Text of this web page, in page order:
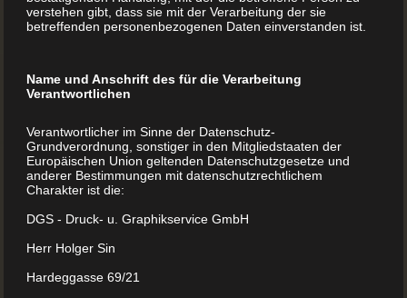
Halten Sie die Erinnerung wach
Plätzchen und Torten für Ihre Nachkommen. In gebundener
immer griffbereit. Als lose Rezeptsammlung würden sie
irgendwann unwiederbringlich in Vergessenheit geraten.
Vom Kochbuch zum Backbuch
eigenes Backbuch oder Kochbuch in den Händen zu
verstehen gibt, dass sie mit der Verarbeitung der sie
betreffenden personenbezogenen Daten einverstanden ist.
Name und Anschrift des für die Verarbeitung
Verantwortlichen
Verantwortlicher im Sinne der Datenschutz-
Grundverordnung, sonstiger in den Mitgliedstaaten der
Europäischen Union geltenden Datenschutzgesetze und
anderer Bestimmungen mit datenschutzrechtlichem
Charakter ist die:
DGS - Druck- u. Graphikservice GmbH
Herr Holger Sin
Hardeggasse 69/21